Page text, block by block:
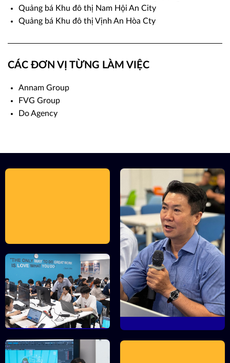
Quảng bá Khu đô thị Nam Hội An City
Quảng bá Khu đô thị Vịnh An Hòa Cty
CÁC ĐƠN VỊ TỪNG LÀM VIỆC
Annam Group
FVG Group
Do Agency